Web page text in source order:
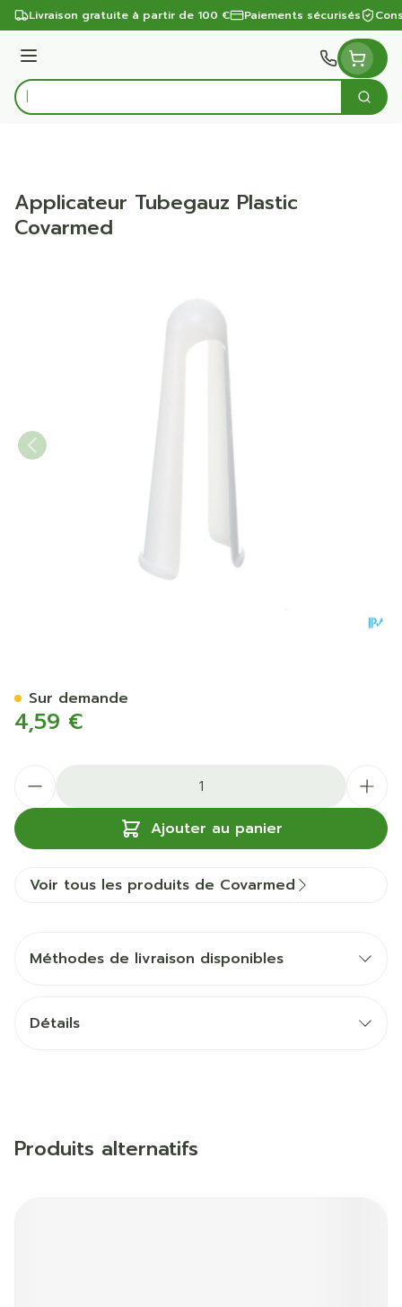
Aller au contenu
Livraison gratuite à partir de 100 € Paiements sécurisés
Menu
Rechercher
Applicateur Tubegauz Plastic
Covarmed
4,59 €
Ajouter au panier
Sur demande
Voir tous les produits de Covarmed
Méthodes de livraison disponibles
Détails
Produits alternatifs